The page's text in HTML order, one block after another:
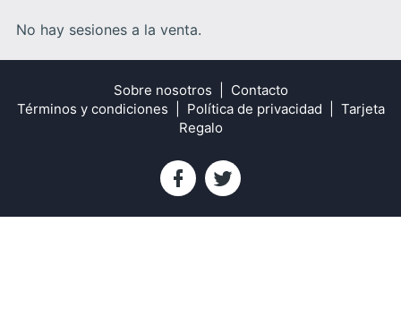
No hay sesiones a la venta.
Sobre nosotros
Contacto
Términos y condiciones
Política de privacidad
Tarjeta
Regalo